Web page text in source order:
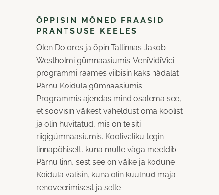
ÕPPISIN MÕNED FRAASID
PRANTSUSE KEELES
Olen Dolores ja õpin Tallinnas Jakob
Westholmi gümnaasiumis. VeniVidiVici
programmi raames viibisin kaks nädalat
Pärnu Koidula gümnaasiumis.
Programmis ajendas mind osalema see,
et soovisin väikest vaheldust oma koolist
ja olin huvitatud, mis on teisiti
riigigümnaasiumis. Koolivaliku tegin
linnapõhiselt, kuna mulle väga meeldib
Pärnu linn, sest see on väike ja kodune.
Koidula valisin, kuna olin kuulnud maja
renoveerimisest ja selle